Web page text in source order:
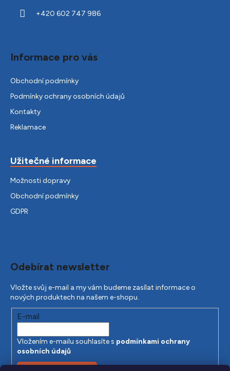
+420 602 747 986
Informace pro vás
Obchodní podmínky
Podmínky ochrany osobních údajů
Kontakty
Reklamace
Užitečné informace
Možnosti dopravy
Obchodní podmínky
GDPR
Odebírat newsletter
Vložte svůj e-mail a my vám budeme zasílat informace o
nových produktech na našem e-shopu.
E-mail
Vložením e-mailu souhlasíte s podmínkami ochrany
osobních údajů